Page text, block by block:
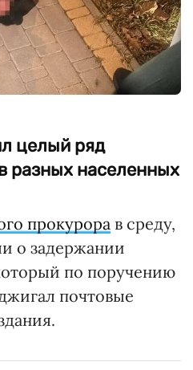
целый ряд
разных населенных
прокурора в среду,
о задержании
по поручению
почтовые